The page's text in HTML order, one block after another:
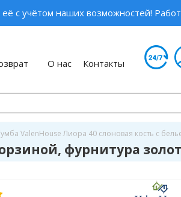
с учётом наших возможностей!
О нас Контакты
ValenHouse Лиора 40 слоновая кость с
фурнитура